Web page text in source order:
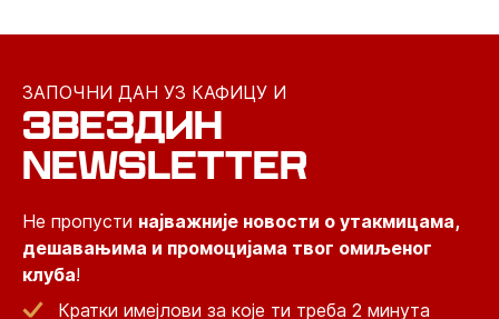
ЗАПОЧНИ ДАН УЗ КАФИЦУ И
ЗВЕЗДИН
NEWSLETTER
Не пропусти најважније новости о утакмицама,
дешавањима и промоцијама твог омиљеног
клуба!
Кратки имејлови за које ти треба 2 минута